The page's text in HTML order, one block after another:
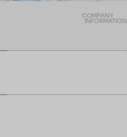
COMPANY
INFORMATION